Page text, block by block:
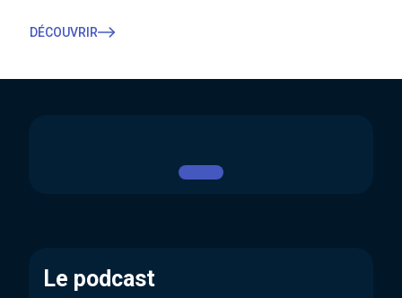
DÉCOUVRIR
Le podcast